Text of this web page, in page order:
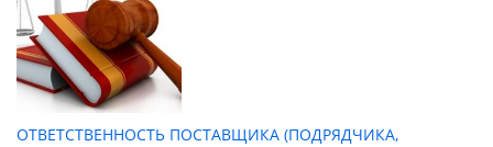
ОТВЕТСТВЕННОСТЬ ПОСТАВЩИКА (ПОДРЯДЧИКА,